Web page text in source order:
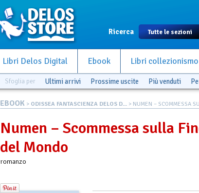
Ricerca
Libri Delos Digital Ebook Libri collezionismo
Sfoglia per Ultimi arrivi Prossime uscite Più venduti
EBOOK > ODISSEA FANTASCIENZA DELOS D... > NUMEN – SCOMMESSA
Numen – Scommessa sulla
del Mondo
romanzo